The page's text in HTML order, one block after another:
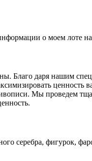
о моем лоте
Благо даря нашим
ценность
Мы проведем
серебра, фигурок,